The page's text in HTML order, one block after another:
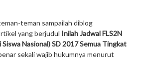
teman sampailah diblog
yang berjudul Inilah Jadwal FLS2N
Siswa Nasional) SD 2017 Semua Tingkat
sekali wajib hukumnya menurut